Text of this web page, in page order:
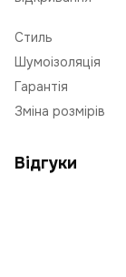
Стиль
Шумоізоляція
Гарантія
Зміна розмірів
Відгуки